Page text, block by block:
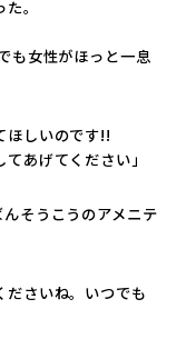
。
も女性がほっと一息
ほしいのです!!
あげてください」
んそうこうのアメニテ
さいね。 いつでも